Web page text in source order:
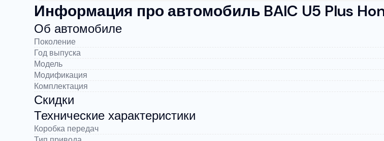
Информация про автомобиль BAIC U5 Plus
Об автомобиле
Поколение
Год выпуска
Модель
Модификация
Комплектация
Скидки
Технические характеристики
Коробка передач